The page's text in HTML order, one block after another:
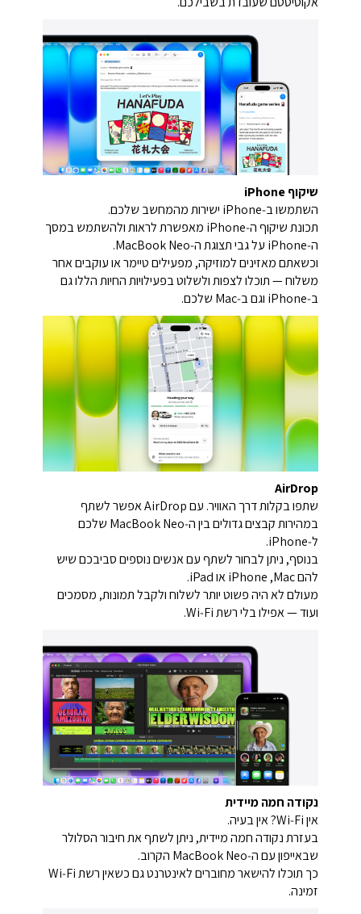
שיקוף iPhone
השתמשו ב‑iPhone ישירות מהמחשב שלכם.
תכונת שיקוף ה‑iPhone מאפשרת לראות ולהשתמש במסך
ה‑iPhone על גבי תצוגת ה‑MacBook Neo.
וכשאתם מאזינים למוזיקה, מפעילים טיימר או עוקבים אחר
משלוח — תוכלו לצפות ולשלוט בפעילויות החיות הללו גם
ב‑iPhone וגם ב‑Mac שלכם.
AirDrop
שתפו בקלות דרך האוויר. עם AirDrop אפשר לשתף
במהירות קבצים גדולים בין ה‑MacBook Neo שלכם
ל‑iPhone.
בנוסף, ניתן לבחור לשתף עם אנשים נוספים סביבכם שיש
להם Mac, ‏iPhone או ‏iPad.
מעולם לא היה פשוט יותר לשלוח ולקבל תמונות, מסמכים
ועוד — אפילו בלי רשת Wi‑Fi.
נקודה חמה מיידית
אין Wi‑Fi? אין בעיה.
בעזרת נקודה חמה מיידית, ניתן לשתף את חיבור הסלולר
שבאייפון עם ה‑MacBook Neo הקרוב.
כך תוכלו להישאר מחוברים לאינטרנט גם כשאין רשת Wi‑Fi
זמינה.